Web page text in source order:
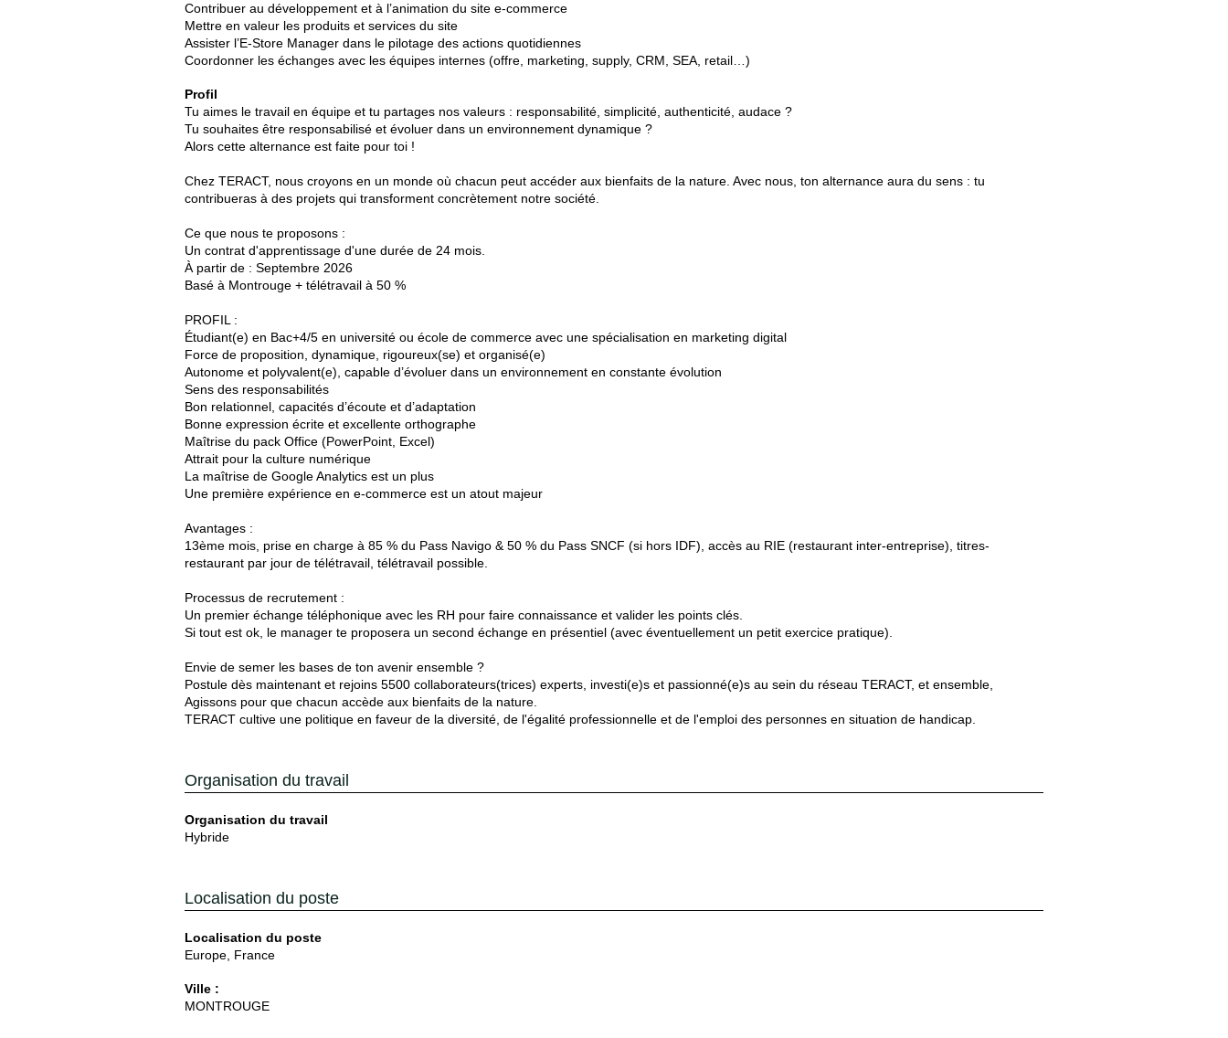
Contribuer au développement et à l’animation du site e-commerce
Mettre en valeur les produits et services du site
Assister l’E-Store Manager dans le pilotage des actions quotidiennes
Coordonner les échanges avec les équipes internes (offre, marketing, supply, CRM, SEA, retail…)
Profil
Tu aimes le travail en équipe et tu partages nos valeurs : responsabilité, simplicité, authenticité, audace ?
Tu souhaites être responsabilisé et évoluer dans un environnement dynamique ?
Alors cette alternance est faite pour toi !
Chez TERACT, nous croyons en un monde où chacun peut accéder aux bienfaits de la nature. Avec nous, ton alternance aura du sens : tu
contribueras à des projets qui transforment concrètement notre société.
Ce que nous te proposons :
Un contrat d'apprentissage d'une durée de 24 mois.
À partir de : Septembre 2026
Basé à Montrouge + télétravail à 50 %
PROFIL :
Étudiant(e) en Bac+4/5 en université ou école de commerce avec une spécialisation en marketing digital
Force de proposition, dynamique, rigoureux(se) et organisé(e)
Autonome et polyvalent(e), capable d’évoluer dans un environnement en constante évolution
Sens des responsabilités
Bon relationnel, capacités d’écoute et d’adaptation
Bonne expression écrite et excellente orthographe
Maîtrise du pack Office (PowerPoint, Excel)
Attrait pour la culture numérique
La maîtrise de Google Analytics est un plus
Une première expérience en e-commerce est un atout majeur
Avantages :
13ème mois, prise en charge à 85 % du Pass Navigo & 50 % du Pass SNCF (si hors IDF), accès au RIE (restaurant inter-entreprise), titres-
restaurant par jour de télétravail, télétravail possible.
Processus de recrutement :
Un premier échange téléphonique avec les RH pour faire connaissance et valider les points clés.
Si tout est ok, le manager te proposera un second échange en présentiel (avec éventuellement un petit exercice pratique).
Envie de semer les bases de ton avenir ensemble ?
Postule dès maintenant et rejoins 5500 collaborateurs(trices) experts, investi(e)s et passionné(e)s au sein du réseau TERACT, et ensemble,
Agissons pour que chacun accède aux bienfaits de la nature.
TERACT cultive une politique en faveur de la diversité, de l'égalité professionnelle et de l'emploi des personnes en situation de handicap.
Organisation du travail
Organisation du travail
Hybride
Localisation du poste
Localisation du poste
Europe, France
Ville :
MONTROUGE